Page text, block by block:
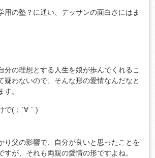
用の塾？に通い、デッサンの面白さにはま
分の理想とする人生を娘が歩んでくれるこ
疑わないので、そんな形の愛情なんだなと
。
で(；´∀｀)
り父の影響で、自分が良いと思ったことを
すが、それも両親の愛情の形ですよね。